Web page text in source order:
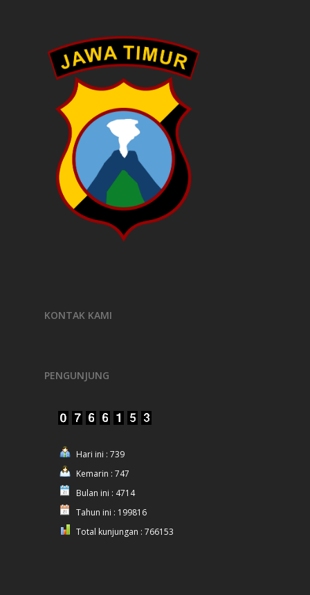
KONTAK KAMI
PENGUNJUNG
Hari ini : 739
Kemarin : 747
Bulan ini : 4714
Tahun ini : 199816
Total kunjungan : 766153